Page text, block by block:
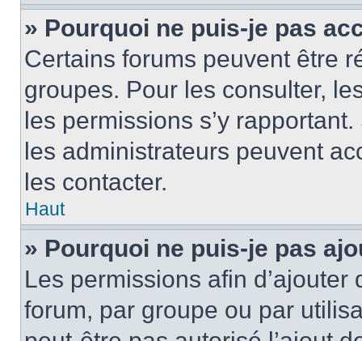
» Pourquoi ne puis-je pas
Certains forums peuvent être
groupes. Pour les consulter,
les permissions s’y
les administrateurs peuvent
les contacter.
Haut
» Pourquoi ne puis-je pas
Les permissions afin
forum, par groupe ou par